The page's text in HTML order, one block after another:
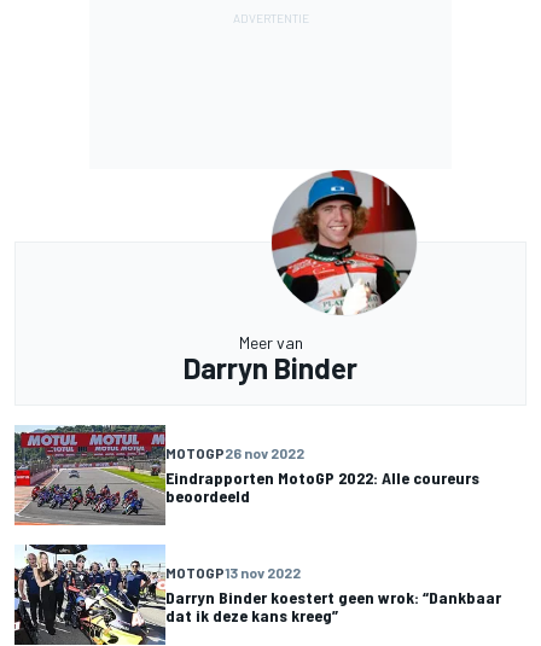
Meer van
Darryn Binder
MOTOGP26 nov 2022
Eindrapporten MotoGP 2022: Alle coureurs
beoordeeld
MOTOGP13 nov 2022
Darryn Binder koestert geen wrok: “Dankbaar
dat ik deze kans kreeg”